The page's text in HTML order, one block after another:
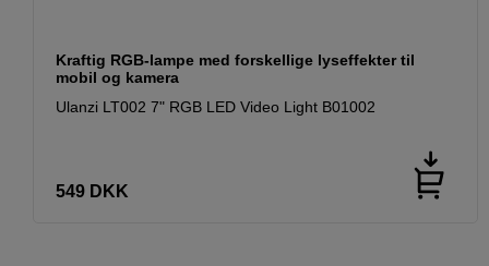
Kraftig RGB-lampe med forskellige lyseffekter til
mobil og kamera
Ulanzi LT002 7" RGB LED Video Light B01002
549 DKK